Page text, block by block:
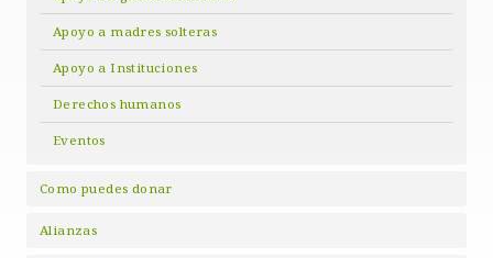
Apoyo a madres solteras
Apoyo a Instituciones
Derechos humanos
Eventos
Como puedes donar
Alianzas